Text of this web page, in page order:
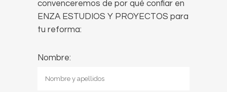
convenceremos de por qué confiar en
ENZA ESTUDIOS Y PROYECTOS para
tu reforma:
Nombre: